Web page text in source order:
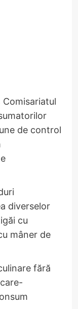
Comisariatul
de control
diverselor
cu
mâner de
fără